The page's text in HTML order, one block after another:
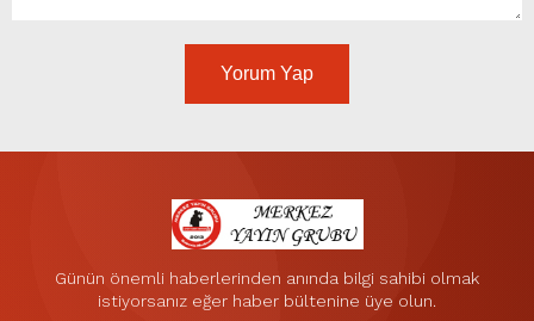
Yorum Yap
Günün önemli haberlerinden anında bilgi sahibi olmak
istiyorsanız eğer haber bültenine üye olun.